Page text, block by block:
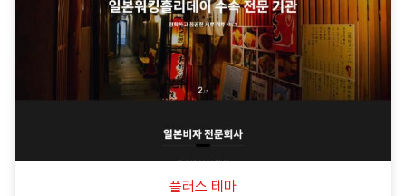
플러스 테마